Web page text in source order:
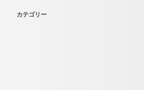
カテゴリー